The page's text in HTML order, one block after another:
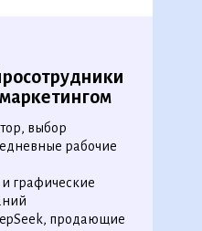
выбор
рабочие
графические
продающие